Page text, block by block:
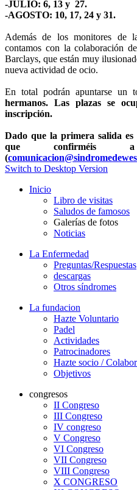
-JULIO: 6, 13 y 27.
-AGOSTO: 10, 17, 24 y 31.
Además de los monitores de
contamos con la colaboración
Barclays, que están muy
nueva actividad de ocio.
En total podrán apuntarse un
hermanos. Las plazas se
inscripción.
Dado que la primera salida es
que confirméis
(
Switch to Desktop Version
Inicio
Libro de visitas
Saludos de famosos
Galerías de fotos
Noticias
La Enfermedad
Preguntas/Respuestas
descargas
Otros síndromes
La fundacion
Hazte Voluntario
Padel
Actividades
Patrocinadores
Hazte socio /
Objetivos
congresos
II Congreso
III Congreso
IV congreso
V Congreso
VI Congreso
VII Congreso
VIII Congreso
X CONGRESO